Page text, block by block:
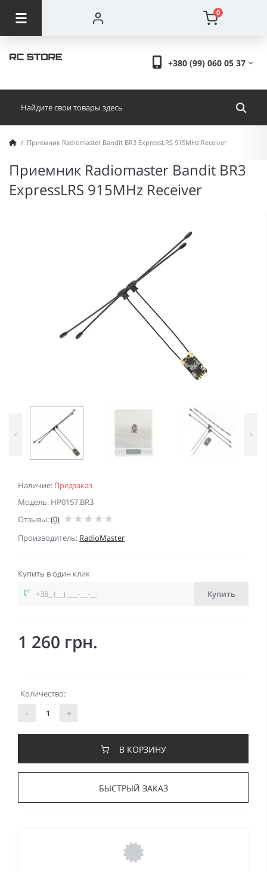
0
+380 (99) 060 05 37
Приемник Radiomaster Bandit BR3 ExpressLRS 915MHz Receiver
Приемник Radiomaster Bandit BR3
ExpressLRS 915MHz Receiver
Наличие: Предзаказ
Модель: HP0157.BR3
Отзывы:(0)
Производитель: RadioMaster
< >
Купить в один клик
Купить
1 260 грн.
Количество:
-
+
В КОРЗИНУ
БЫСТРЫЙ ЗАКАЗ